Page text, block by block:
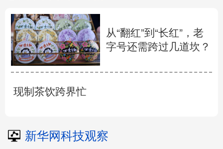
从“翻红”到“长红”，老
字号还需跨过几道坎？
现制茶饮跨界忙
新华网科技观察